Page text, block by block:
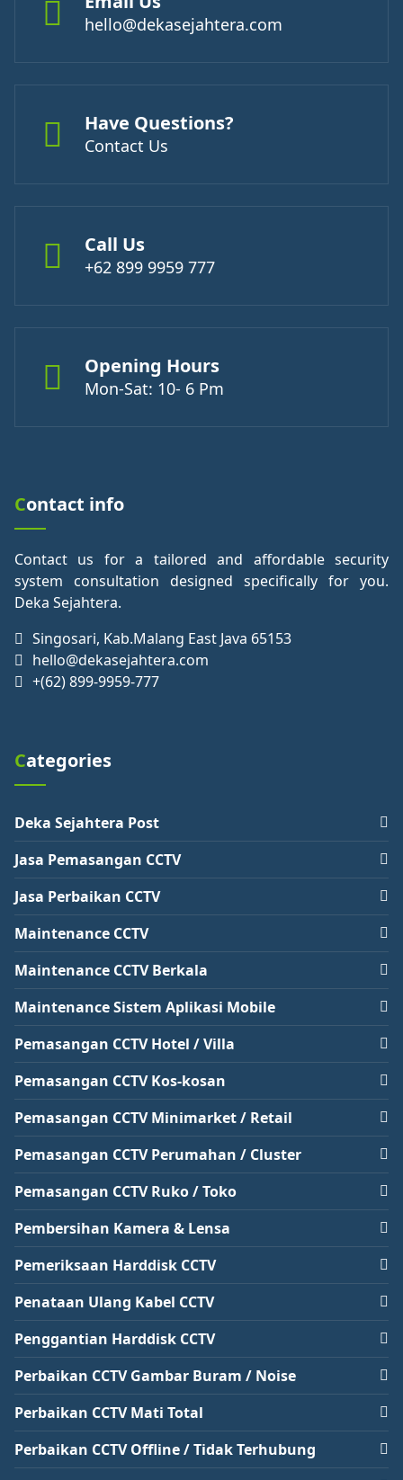
hello@dekasejahtera.com
Have Questions?
Contact Us
Call Us
+62 899 9959 777
Opening Hours
Mon-Sat: 10- 6 Pm
Contact info
Contact us for a tailored and affordable security
system consultation designed specifically for you.
Deka Sejahtera.
Singosari, Kab.Malang East Java 65153
hello@dekasejahtera.com
+(62) 899-9959-777
Categories
Deka Sejahtera Post
Jasa Pemasangan CCTV
Jasa Perbaikan CCTV
Maintenance CCTV
Maintenance CCTV Berkala
Maintenance Sistem Aplikasi Mobile
Pemasangan CCTV Hotel / Villa
Pemasangan CCTV Kos-kosan
Pemasangan CCTV Minimarket / Retail
Pemasangan CCTV Perumahan / Cluster
Pemasangan CCTV Ruko / Toko
Pembersihan Kamera & Lensa
Pemeriksaan Harddisk CCTV
Penataan Ulang Kabel CCTV
Penggantian Harddisk CCTV
Perbaikan CCTV Gambar Buram / Noise
Perbaikan CCTV Mati Total
Perbaikan CCTV Offline / Tidak Terhubung